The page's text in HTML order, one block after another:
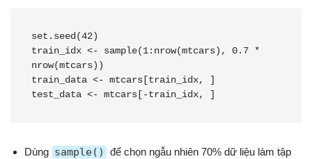
set.seed(42)
train_idx <- sample(1:nrow(mtcars), 0.7 *
nrow(mtcars))
train_data <- mtcars[train_idx, ]
test_data <- mtcars[-train_idx, ]
Dùng sample()
để chọn ngẫu nhiên 70% dữ liệu làm tập